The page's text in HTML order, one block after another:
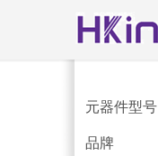
元器件型号
品牌